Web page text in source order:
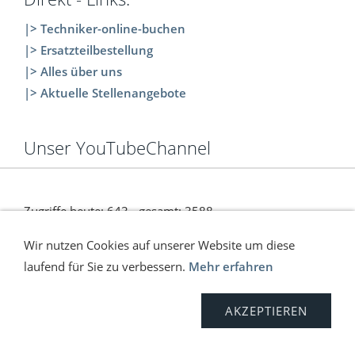
|> Techniker-online-buchen
|> Ersatzteilbestellung
|> Alles über uns
|> Aktuelle Stellenangebote
Unser YouTubeChannel
Zugriffe heute: 643 - gesamt: 3588.
Sitemap Datenschutz
© C. Wölfinger & Co. | ONLINE SHOP | 2026
Wir nutzen Cookies auf unserer Website um diese
laufend für Sie zu verbessern. Mehr erfahren
AKZEPTIEREN